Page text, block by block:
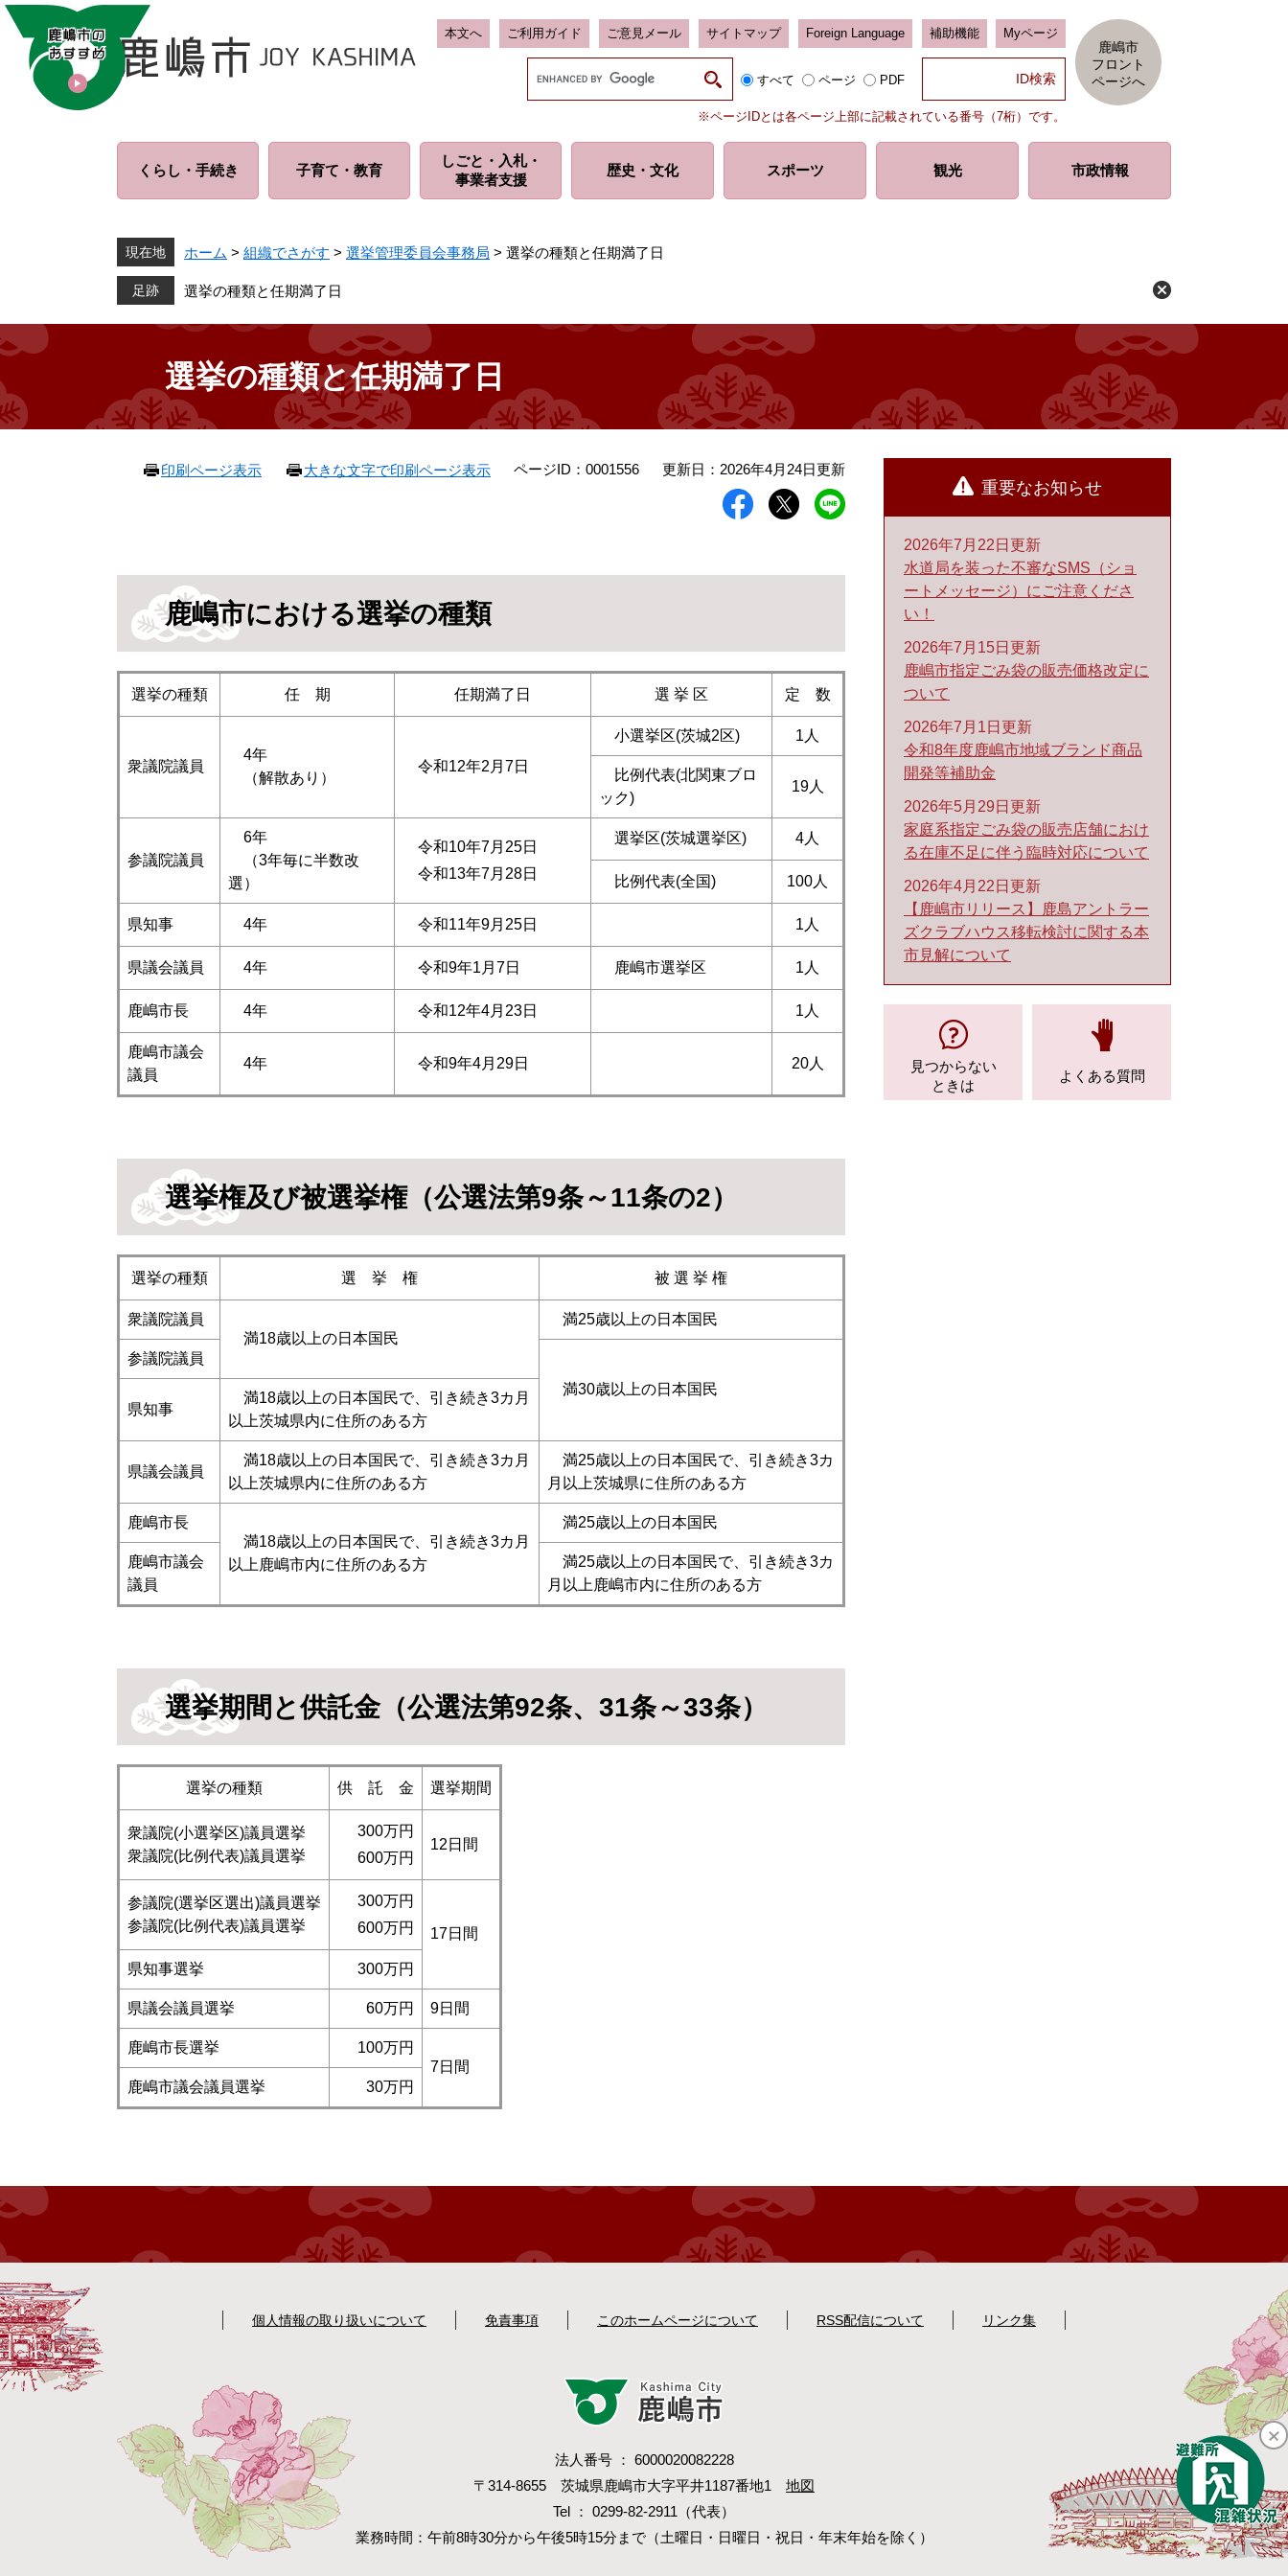
ペ
メ
本文へ ご利用ガイド ご意見メール サイトマップ Foreign Language 補助機能 Myページ
ム
すべて ページ PDF
※ページIDとは各ページ上部に記載されている番号（7桁）です。
鹿嶋市
フロント
ページへ
くらし・ 手続き 子育て・ 教育
しごと・入札・
事業者支援
歴史・ 文化 スポーツ 観光 市政情報
現在地 ホーム > 組織でさがす > 選挙管理委員会事務局 > 選挙の種類と任期満了日
選挙の種類と任期満了日
選挙の種類と任期満了日
印刷ページ表示 大きな文字で印刷ページ表示 ページID：0001556 更新日：2026年4月24日更新
鹿嶋市における選挙の種類
選挙の種類 任 期 任期満了日 選 挙 区 定 数
衆議院議員
4年
（解散あり）
令和12年2月7日
小選挙区(茨城2区) 1人
比例代表(北関東ブロ
ック)
19人
参議院議員
6年
（3年毎に半数改
選）
令和10年7月25日
令和13年7月28日
選挙区(茨城選挙区) 4人
比例代表(全国) 100人
県知事 4年 令和11年9月25日 1人
県議会議員 4年 令和9年1月7日 鹿嶋市選挙区 1人
鹿嶋市長 4年 令和12年4月23日 1人
鹿嶋市議会
議員
4年 令和9年4月29日 20人
選挙権及び被選挙権（公選法第9条～11条の2）
選挙の種類 選 挙 権 被 選 挙 権
衆議院議員
満18歳以上の日本国民
満25歳以上の日本国民
参議院議員
満30歳以上の日本国民
県知事
満18歳以上の日本国民で、引き続き3カ月
以上茨城県内に住所のある方
県議会議員
満18歳以上の日本国民で、引き続き3カ月
以上茨城県内に住所のある方
満25歳以上の日本国民で、引き続き3カ
月以上茨城県に住所のある方
鹿嶋市長
満18歳以上の日本国民で、引き続き3カ月
以上鹿嶋市内に住所のある方
満25歳以上の日本国民
鹿嶋市議会
議員
満25歳以上の日本国民で、引き続き3カ
月以上鹿嶋市内に住所のある方
選挙期間と供託金（公選法第92条、31条～33条）
選挙の種類 供 託 金 選挙期間
衆議院(小選挙区)議員選挙
衆議院(比例代表)議員選挙
300万円
600万円
12日間
参議院(選挙区選出)議員選挙
参議院(比例代表)議員選挙
300万円
600万円
17日間
県知事選挙 300万円
県議会議員選挙 60万円 9日間
鹿嶋市長選挙
100万円
7日間
鹿嶋市議会議員選挙
30万円
重要なお知らせ
2026年7月22日更新
水道局を装った不審なSMS（ショ
ートメッセージ）にご注意くださ
い！
2026年7月15日更新
鹿嶋市指定ごみ袋の販売価格改定に
ついて
2026年7月1日更新
令和8年度鹿嶋市地域ブランド商品
開発等補助金
2026年5月29日更新
家庭系指定ごみ袋の販売店舗におけ
る在庫不足に伴う臨時対応について
2026年4月22日更新
【鹿嶋市リリース】鹿島アントラー
ズクラブハウス移転検討に関する本
市見解について
見つからない
ときは
よくある質問
個人情報の取り扱いについて 免責事項 このホームページについて RSS配信について リンク集
法人番号 ： 6000020082228
〒314-8655 茨城県鹿嶋市大字平井1187番地1 地図
Tel ： 0299-82-2911（代表）
業務時間：午前8時30分から午後5時15分まで（土曜日・日曜日・祝日・年末年始を除く）